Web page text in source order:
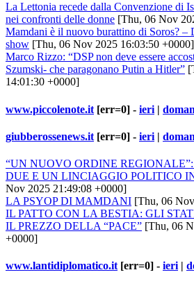
La Lettonia recede dalla Convenzione di
nei confronti delle donne [Thu, 06 Nov
Mamdani è il nuovo burattino di Soros? –
show [Thu, 06 Nov 2025 16:03:50 +0000]
Marco Rizzo: “DSP non deve essere
Szumski- che paragonano Putin a Hitler”
14:01:30 +0000]
www.piccolenote.it [err=0] - ieri |
giubberossenews.it [err=0] - ieri |
“UN NUOVO ORDINE
DUE E UN LINCIAGGIO POLITICO
Nov 2025 21:49:08 +0000]
LA PSYOP DI MAMDANI [Thu, 06
IL PATTO CON LA BESTIA: GLI
IL PREZZO DELLA “PACE” [Thu, 06
+0000]
www.lantidiplomatico.it [err=0] - ieri |